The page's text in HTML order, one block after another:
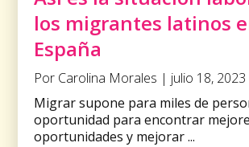
los migrantes latinos
España
Por Carolina Morales | julio 18, 2023
Migrar supone para miles de
oportunidad para encontrar
oportunidades y mejorar ...